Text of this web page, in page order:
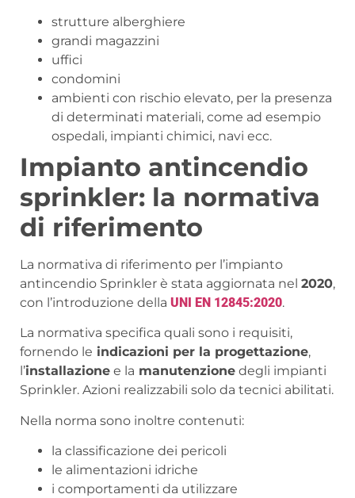
strutture alberghiere
grandi magazzini
uffici
condomini
ambienti con rischio elevato, per la presenza
di determinati materiali, come ad esempio
ospedali, impianti chimici, navi ecc.
Impianto antincendio
sprinkler: la normativa
di riferimento
La normativa di riferimento per l’impianto
antincendio Sprinkler è stata aggiornata nel 2020,
con l’introduzione della UNI EN 12845:2020.
La normativa specifica quali sono i requisiti,
fornendo le indicazioni per la progettazione,
l’installazione e la manutenzione degli impianti
Sprinkler. Azioni realizzabili solo da tecnici abilitati.
Nella norma sono inoltre contenuti:
la classificazione dei pericoli
le alimentazioni idriche
i comportamenti da utilizzare